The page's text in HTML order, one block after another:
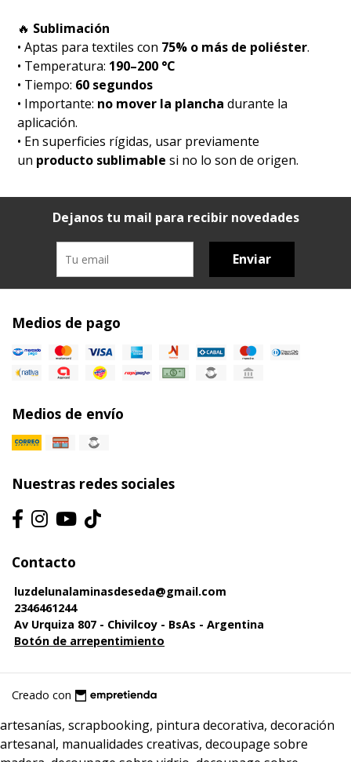
🔥 Sublimación
• Aptas para textiles con 75% o más de poliéster.
• Temperatura: 190–200 °C
• Tiempo: 60 segundos
• Importante: no mover la plancha durante la
aplicación.
• En superficies rígidas, usar previamente
un producto sublimable si no lo son de origen.
Dejanos tu mail para recibir novedades
Enviar
Medios de pago
Medios de envío
Nuestras redes sociales
Contacto
luzdelunalaminasdeseda@gmail.com
2346461244
Av Urquiza 807 - Chivilcoy - BsAs - Argentina
Botón de arrepentimiento
Creado con
artesanías, scrapbooking, pintura decorativa, decoración
artesanal, manualidades creativas, decoupage sobre